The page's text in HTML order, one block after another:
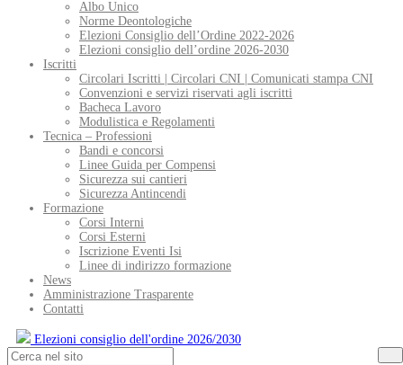
Albo Unico
Norme Deontologiche
Elezioni Consiglio dell’Ordine 2022-2026
Elezioni consiglio dell’ordine 2026-2030
Iscritti
Circolari Iscritti | Circolari CNI | Comunicati stampa CNI
Convenzioni e servizi riservati agli iscritti
Bacheca Lavoro
Modulistica e Regolamenti
Tecnica – Professioni
Bandi e concorsi
Linee Guida per Compensi
Sicurezza sui cantieri
Sicurezza Antincendi
Formazione
Corsi Interni
Corsi Esterni
Iscrizione Eventi Isi
Linee di indirizzo formazione
News
Amministrazione Trasparente
Contatti
Elezioni consiglio dell'ordine 2026/2030